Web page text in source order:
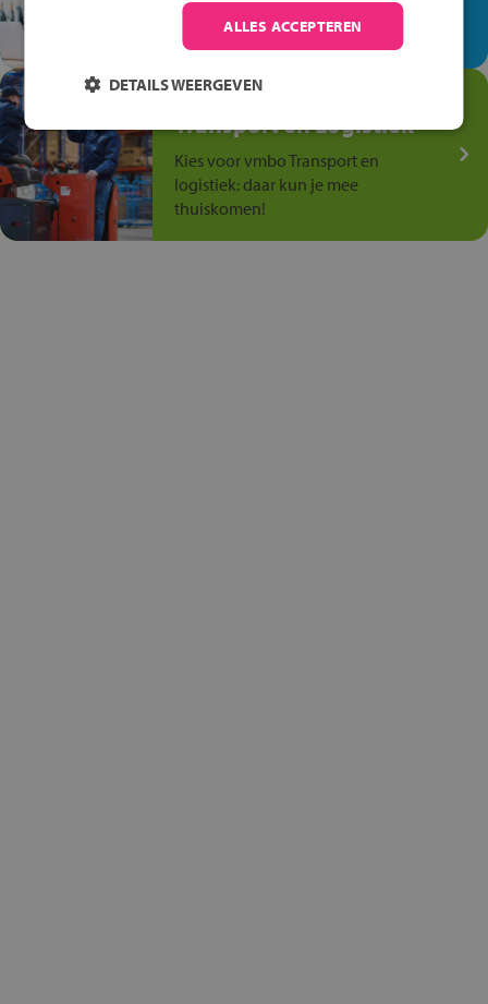
op de winkelvloer, waar elke dag
anders is!
Jouw talent in de
Transport en Logistiek
Kies voor vmbo Transport en
logistiek: daar kun je mee
thuiskomen!
ALLES ACCEPTEREN
DETAILS WEERGEVEN